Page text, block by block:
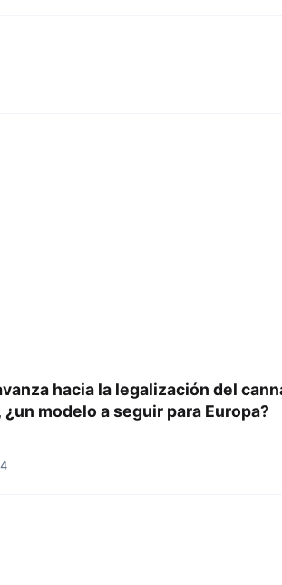
hacia la legalización del
modelo a seguir para Europa?